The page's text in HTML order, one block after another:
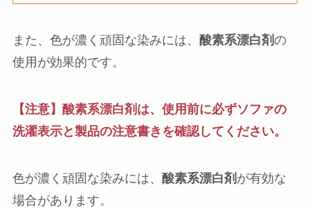
また、色が濃く頑固な染みには、 酸素系漂白剤の
使用が効果的です。
【注意】酸素系漂白剤は、使用前に必ずソファの
洗濯表示と製品の注意書きを確認してください。
色が濃く頑固な染みには、 酸素系漂白剤 が有効な
場合があります。